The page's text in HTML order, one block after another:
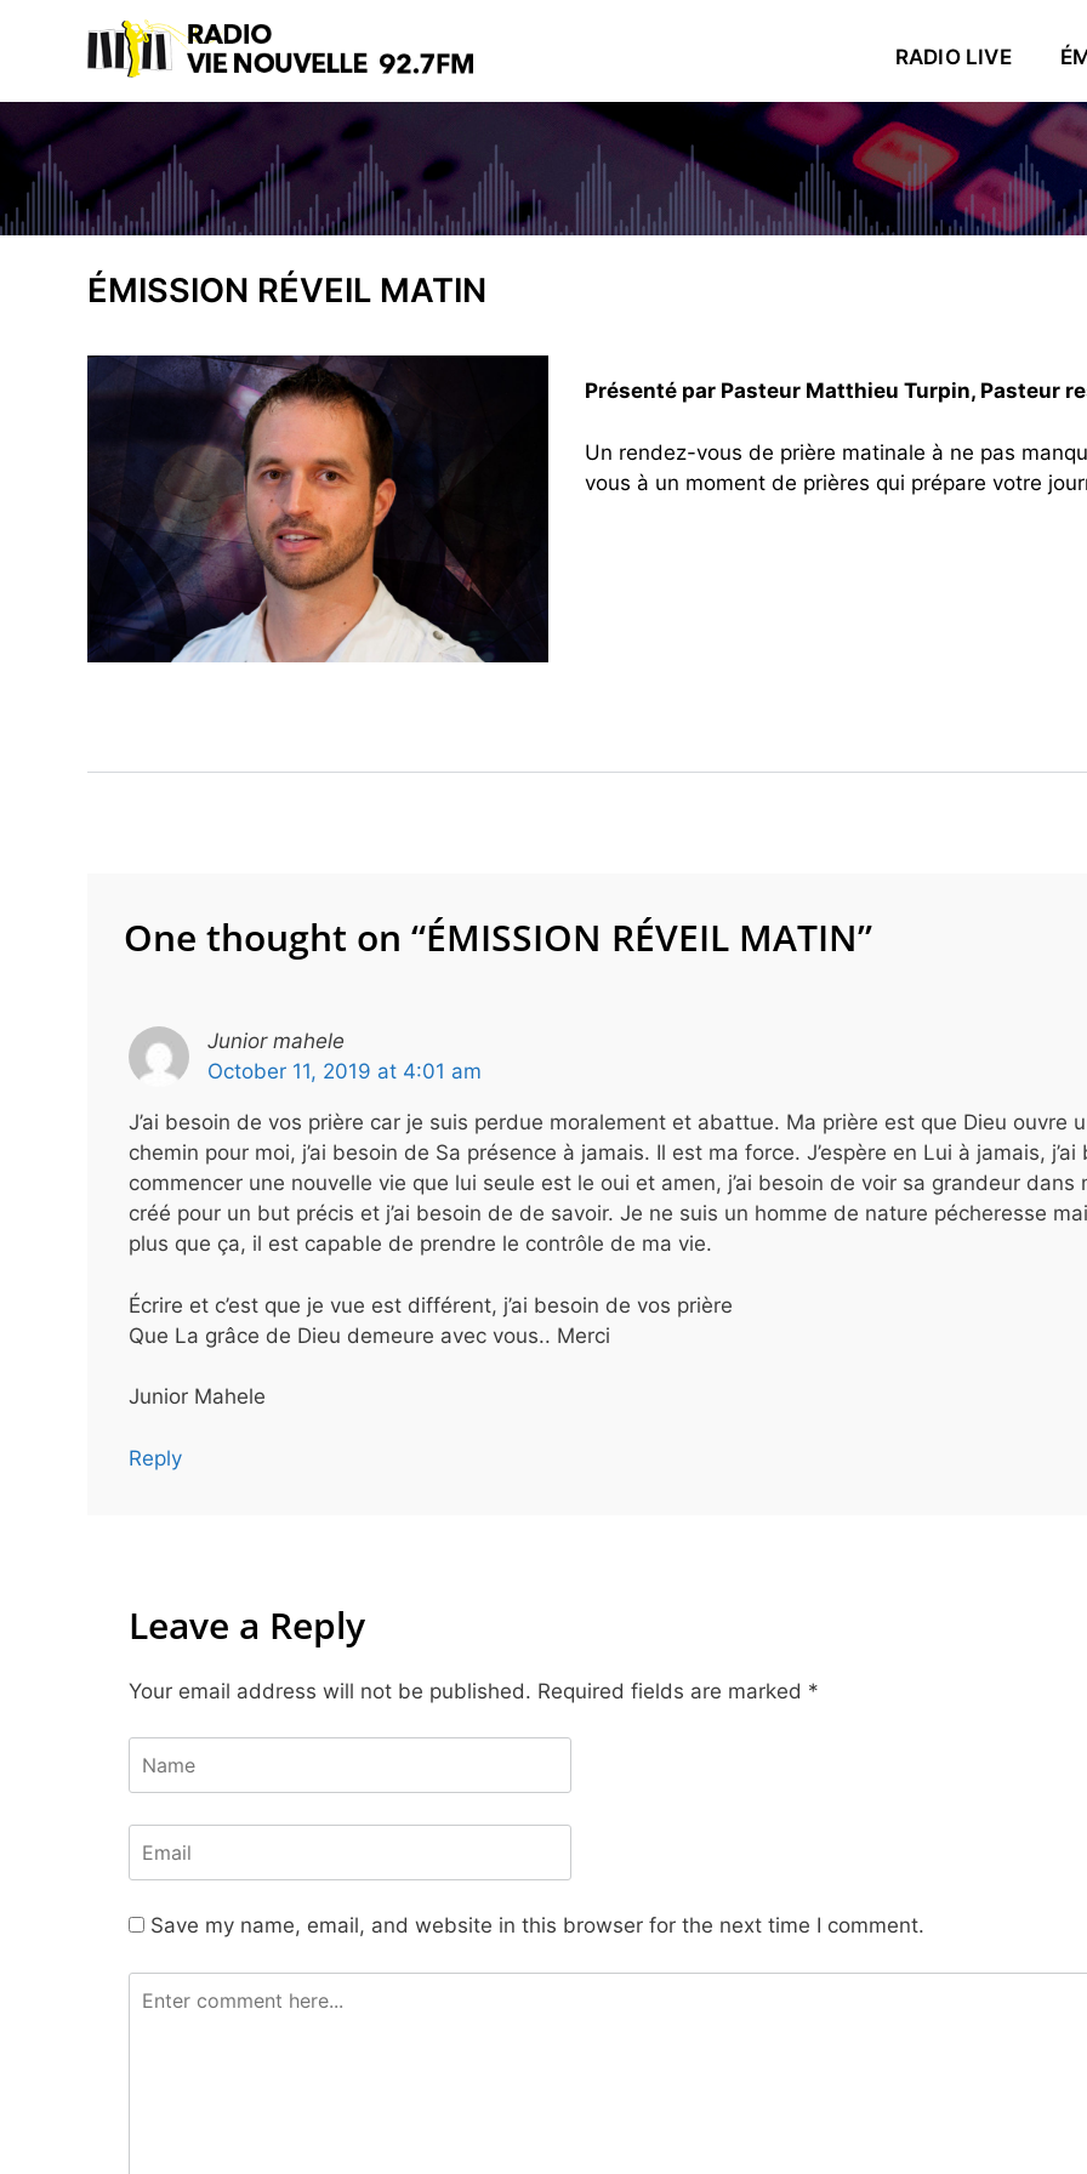
Radio Vie Nouvelle
La radio chrétienne francophone
RADIO LIVE
ÉMISSION RÉVEIL MATIN
Présenté par Pasteur Matthieu Turpin, Pasteur
Un rendez-vous de prière matinale à ne pas
vous à un moment de prières qui prépare votre
navigation
One thought on “ÉMISSION RÉVEIL MATIN”
Junior mahele
October 11, 2019 at 4:01 am
J’ai besoin de vos prière car je suis perdue moralement et abattue. Ma prière est que Dieu ouvre
chemin pour moi, j’ai besoin de Sa présence à jamais. Il est ma force. J’espère en Lui à jamais, j’ai
commencer une nouvelle vie que lui seule est le oui et amen, j’ai besoin de voir sa grandeur dans
créé pour un but précis et j’ai besoin de de savoir. Je ne suis un homme de nature pécheresse
plus que ça, il est capable de prendre le contrôle de ma vie.
Écrire et c’est que je vue est différent, j’ai besoin de vos prière
Que La grâce de Dieu demeure avec vous.. Merci
Junior Mahele
Reply
Leave a Reply
Your email address will not be published. Required fields are marked *
Save my name, email, and website in this browser for the next time I comment.